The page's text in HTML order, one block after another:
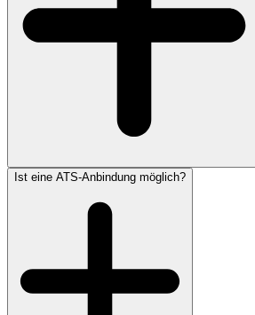
Ist eine ATS-Anbindung möglich?